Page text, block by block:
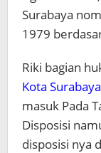
Surabaya
1979
Riki bagian
Kota Surabaya
masuk Pada
Disposisi
disposisi nya